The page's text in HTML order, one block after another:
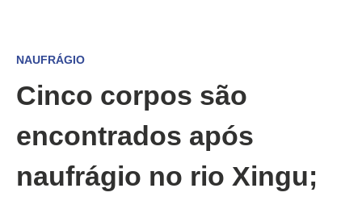
NAUFRÁGIO
Cinco corpos são
encontrados após
naufrágio no rio Xingu;